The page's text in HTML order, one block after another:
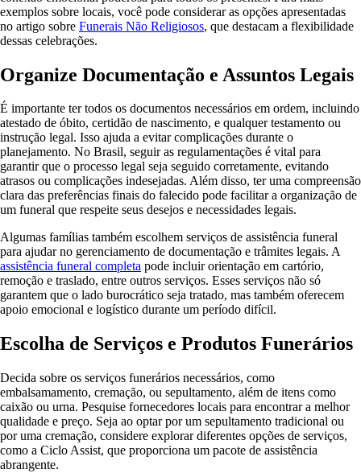
exemplos sobre locais, você pode considerar as opções apresentadas
no artigo sobre Funerais Não Religiosos, que destacam a flexibilidade
dessas celebrações.
Organize Documentação e Assuntos Legais
É importante ter todos os documentos necessários em ordem, incluindo
atestado de óbito, certidão de nascimento, e qualquer testamento ou
instrução legal. Isso ajuda a evitar complicações durante o
planejamento. No Brasil, seguir as regulamentações é vital para
garantir que o processo legal seja seguido corretamente, evitando
atrasos ou complicações indesejadas. Além disso, ter uma compreensão
clara das preferências finais do falecido pode facilitar a organização de
um funeral que respeite seus desejos e necessidades legais.
Algumas famílias também escolhem serviços de assistência funeral
para ajudar no gerenciamento de documentação e trâmites legais. A
assistência funeral completa pode incluir orientação em cartório,
remoção e traslado, entre outros serviços. Esses serviços não só
garantem que o lado burocrático seja tratado, mas também oferecem
apoio emocional e logístico durante um período difícil.
Escolha de Serviços e Produtos Funerários
Decida sobre os serviços funerários necessários, como
embalsamamento, cremação, ou sepultamento, além de itens como
caixão ou urna. Pesquise fornecedores locais para encontrar a melhor
qualidade e preço. Seja ao optar por um sepultamento tradicional ou
por uma cremação, considere explorar diferentes opções de serviços,
como a Ciclo Assist, que proporciona um pacote de assistência
abrangente.